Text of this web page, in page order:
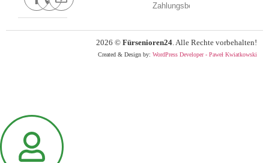
Zahlungsbedingungen
2026 © Fürsenioren24 . Alle Rechte vorbehalten!
Created & Design by: WordPress Developer - Paweł Kwiatkowski